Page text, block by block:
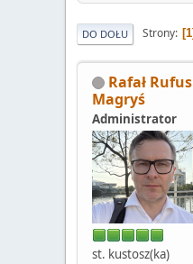
DO DOŁU Strony 1
Rafał Rufus
Magryś
Administrator
st. kustosz(ka)